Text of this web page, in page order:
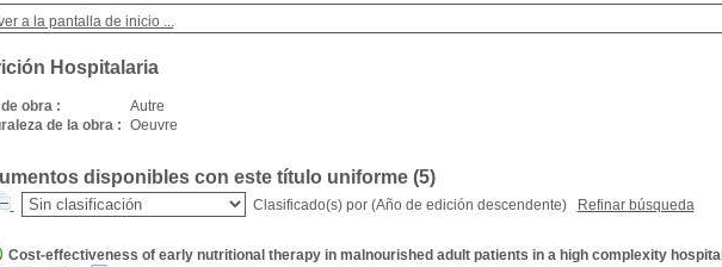
a la pantalla de inicio ...
Hospitalaria
obra :
Autre
de la obra : Oeuvre
disponibles con este título uniforme (5)
Clasificado(s) por (Año de edición descendente) Refinar búsqueda
Cost-effectiveness of early nutritional therapy in malnourished adult patients in a high complexity hospital